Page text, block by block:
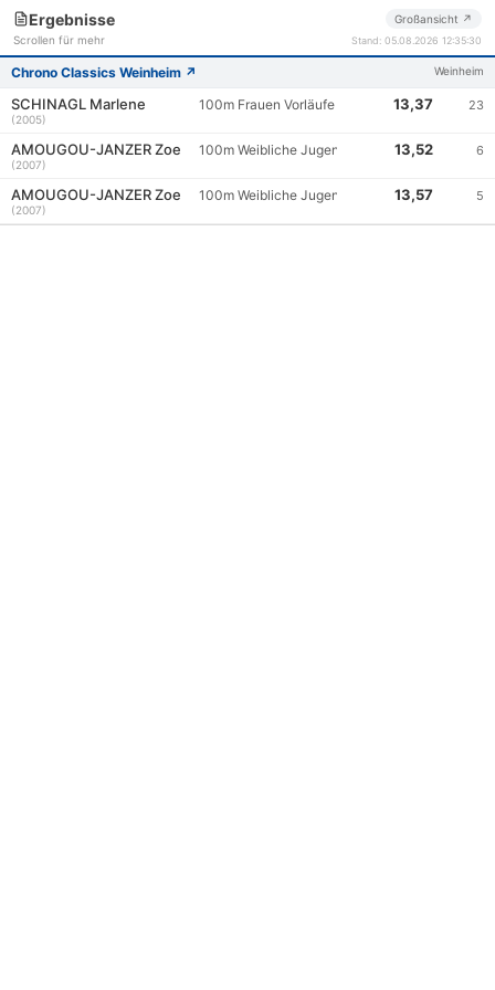
Ergebnisse
Großansicht ↗
Scrollen für mehr
Stand: 05.08.2026 12:35:30
Chrono Classics Weinheim ↗ Weinheim
SCHINAGL Marlene
(2005)
100m Frauen Vorläufe 13,37 23
AMOUGOU-JANZER Zoe
(2007)
100m Weibliche Jugend U20 Vorläufe
13,52 6
AMOUGOU-JANZER Zoe
(2007)
100m Weibliche Jugend U20 Finale
13,57 5